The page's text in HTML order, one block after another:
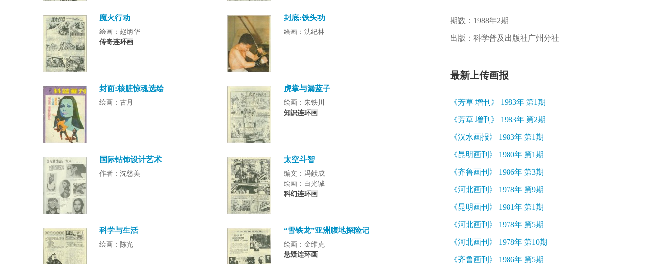
魔火行动
绘画：赵炳华
传奇连环画
封底:铁头功
绘画：沈纪林
封面:核脏惊魂选绘
绘画：古月
虎掌与漏蓝子
绘画：朱铁川
知识连环画
国际钻饰设计艺术
作者：沈慈美
太空斗智
编文：冯献成
绘画：白光诚
科幻连环画
科学与生活
绘画：陈光
“雪铁龙”亚洲腹地探险记
绘画：金维克
悬疑连环画
期数：1988年2期
出版：科学普及出版社广州分社
最新上传画报
《芳草 增刊》 1983年 第1期
《芳草 增刊》 1983年 第2期
《汉水画报》 1983年 第1期
《昆明画刊》 1980年 第1期
《齐鲁画刊》 1986年 第3期
《河北画刊》 1978年 第9期
《昆明画刊》 1981年 第1期
《河北画刊》 1978年 第5期
《河北画刊》 1978年 第10期
《齐鲁画刊》 1986年 第5期